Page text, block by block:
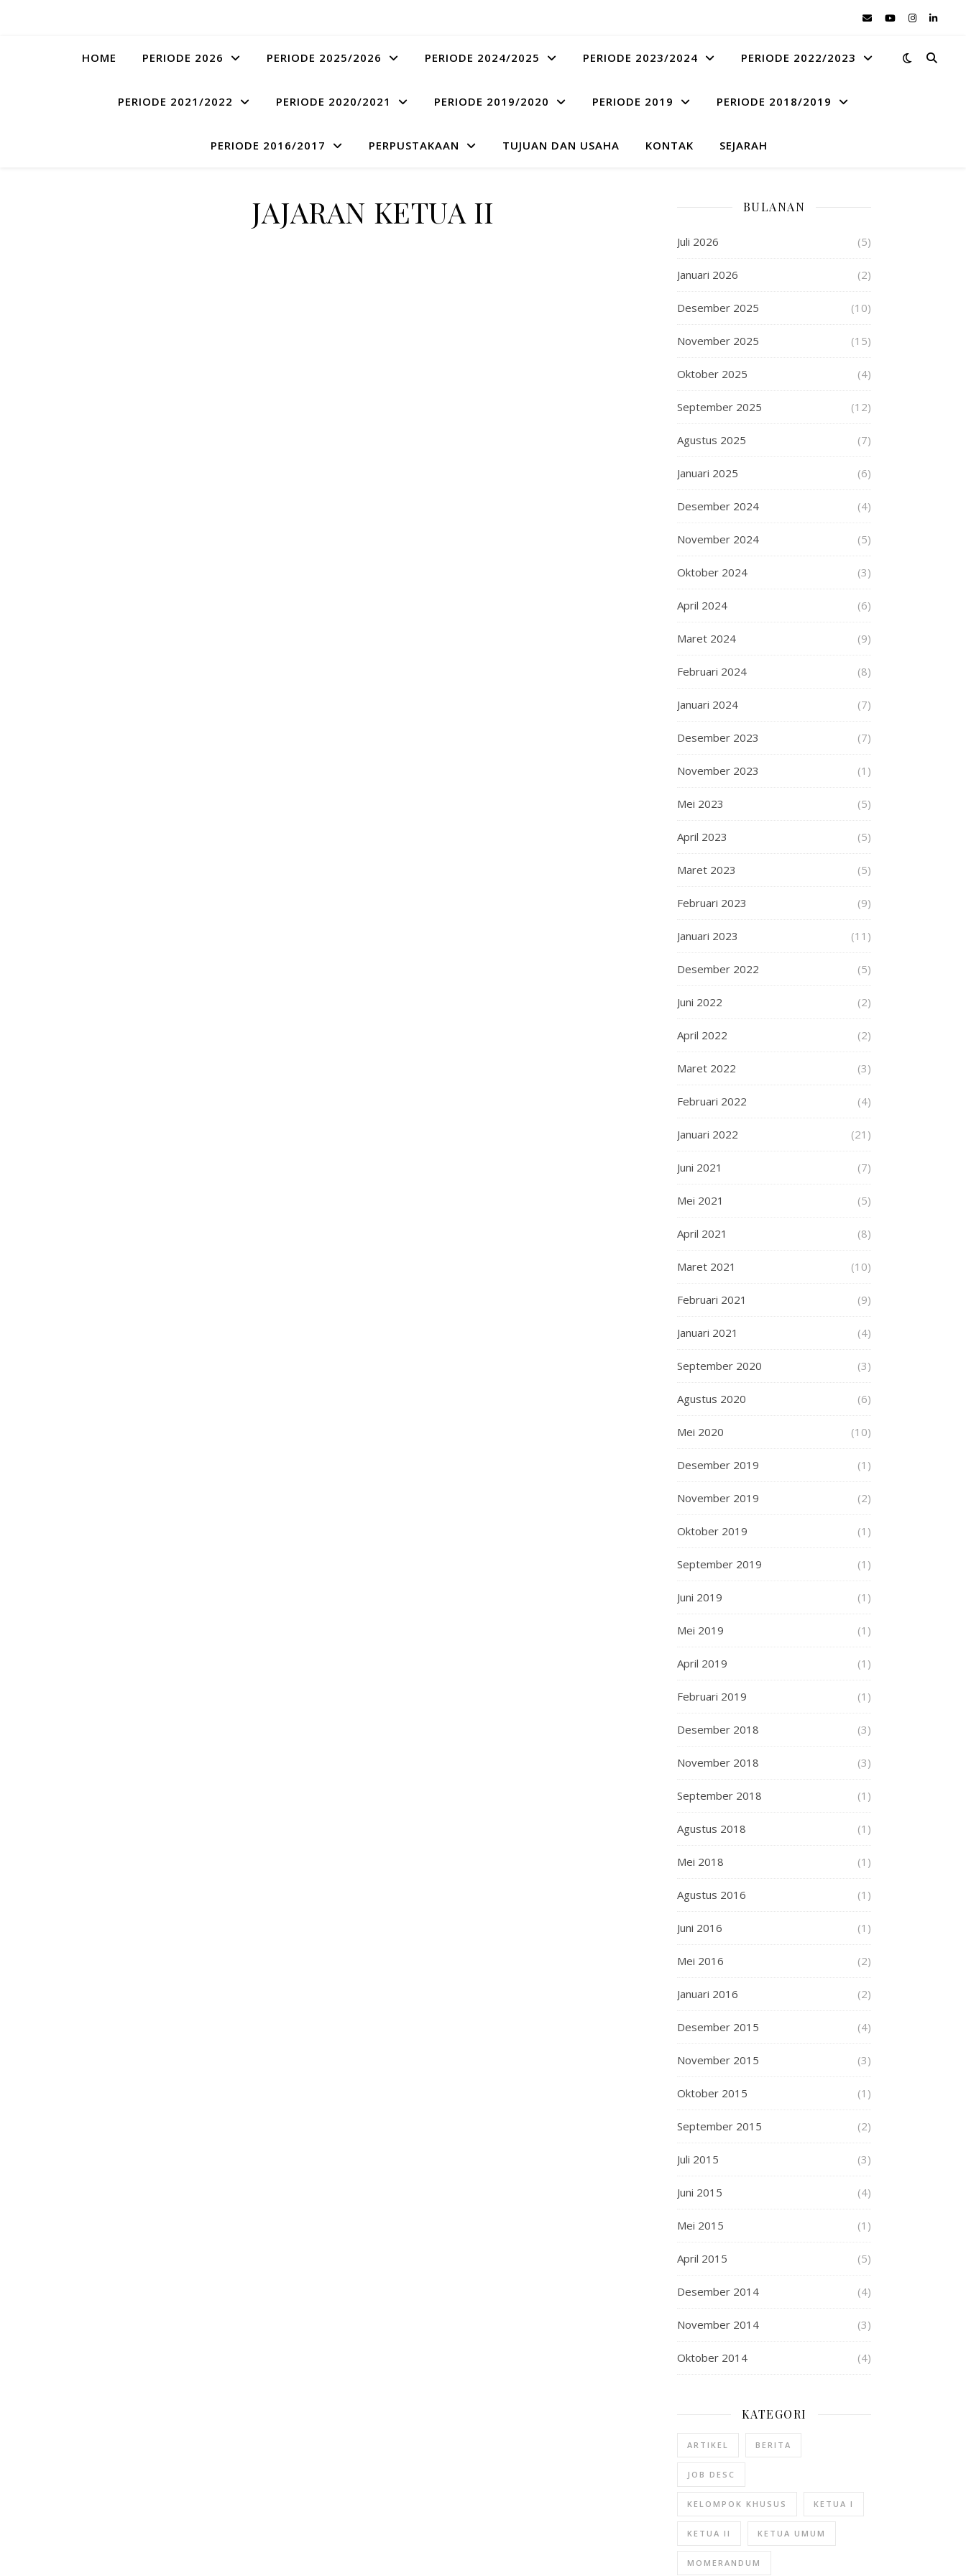
HOME PERIODE 2026 PERIODE 2025/2026 PERIODE 2024/2025 PERIODE 2023/2024 PERIODE 2022/2023
PERIODE 2021/2022 PERIODE 2020/2021 PERIODE 2019/2020 PERIODE 2019 PERIODE 2018/2019
PERIODE 2016/2017 PERPUSTAKAAN TUJUAN DAN USAHA KONTAK SEJARAH
JAJARAN KETUA II BULANAN
Juli 2026 (5)
Januari 2026 (2)
Desember 2025 (10)
November 2025 (15)
Oktober 2025 (4)
September 2025 (12)
Agustus 2025 (7)
Januari 2025 (6)
Desember 2024 (4)
November 2024 (5)
Oktober 2024 (3)
April 2024 (6)
Maret 2024 (9)
Februari 2024 (8)
Januari 2024 (7)
Desember 2023 (7)
November 2023 (1)
Mei 2023 (5)
April 2023 (5)
Maret 2023 (5)
Februari 2023 (9)
Januari 2023 (11)
Desember 2022 (5)
Juni 2022 (2)
April 2022 (2)
Maret 2022 (3)
Februari 2022 (4)
Januari 2022 (21)
Juni 2021 (7)
Mei 2021 (5)
April 2021 (8)
Maret 2021 (10)
Februari 2021 (9)
Januari 2021 (4)
September 2020 (3)
Agustus 2020 (6)
Mei 2020 (10)
Desember 2019 (1)
November 2019 (2)
Oktober 2019 (1)
September 2019 (1)
Juni 2019 (1)
Mei 2019 (1)
April 2019 (1)
Februari 2019 (1)
Desember 2018 (3)
November 2018 (3)
September 2018 (1)
Agustus 2018 (1)
Mei 2018 (1)
Agustus 2016 (1)
Juni 2016 (1)
Mei 2016 (2)
Januari 2016 (2)
Desember 2015 (4)
November 2015 (3)
Oktober 2015 (1)
September 2015 (2)
Juli 2015 (3)
Juni 2015 (4)
Mei 2015 (1)
April 2015 (5)
Desember 2014 (4)
November 2014 (3)
Oktober 2014 (4)
KATEGORI
ARTIKEL BERITA
JOB DESC
KELOMPOK KHUSUS KETUA I
KETUA II KETUA UMUM
MOMERANDUM